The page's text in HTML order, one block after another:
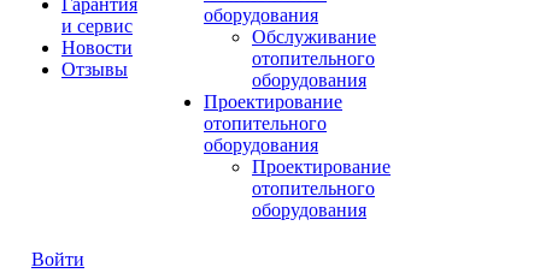
Гарантия
и сервис
Новости
Отзывы
оборудования
Обслуживание
отопительного
оборудования
Проектирование
отопительного
оборудования
Проектирование
отопительного
оборудования
Войти